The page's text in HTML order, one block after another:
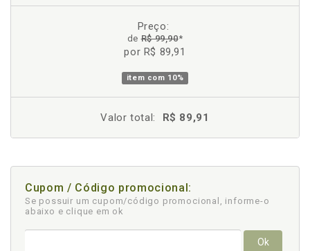
Preço:
deR$ 99,90*
por R$ 89,91
item com 10%
Valor total: R$ 89,91
Cupom / Código promocional:
Se possuir um cupom/código promocional, informe-o
abaixo e clique em ok
Ok